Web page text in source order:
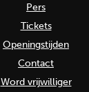
Pers
Tickets
Openingstijden
Contact
Word vrijwilliger